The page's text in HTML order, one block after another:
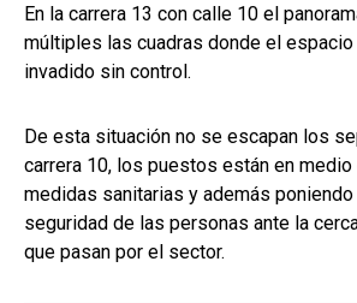
En la carrera 13 con calle 10 el
múltiples las cuadras donde el
invadido sin control.
De esta situación no se escapan los
carrera 10, los puestos están en
medidas sanitarias y además
seguridad de las personas ante la
que pasan por el sector.